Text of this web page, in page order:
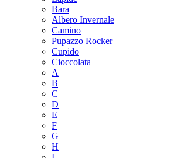
Bara
Albero Invernale
Camino
Pupazzo Rocker
Cupido
Cioccolata
A
B
C
D
E
F
G
H